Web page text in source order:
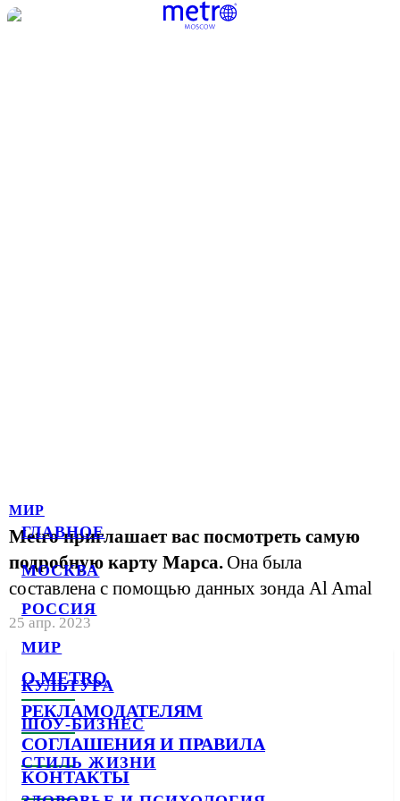
ГЛАВНОЕ
МОСКВА
РОССИЯ
МИР
КУЛЬТУРА
ШОУ-БИЗНЕС
СТИЛЬ ЖИЗНИ
МИР
Metro приглашает вас посмотреть самую
подробную карту Марса.Она была
составлена с помощью данных зонда Al Amal
25 апр. 2023
О METRO
РЕКЛАМОДАТЕЛЯМ
СОГЛАШЕНИЯ И ПРАВИЛА
КОНТАКТЫ